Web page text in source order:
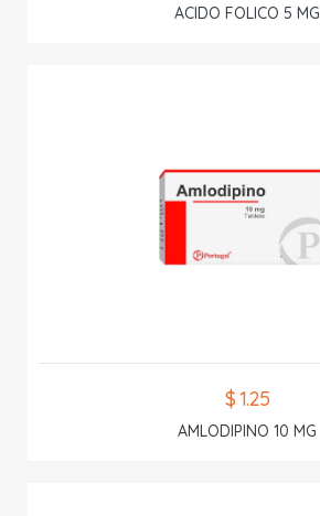
ACIDO FOLICO 5 MG
$ 1.25
AMLODIPINO 10 MG